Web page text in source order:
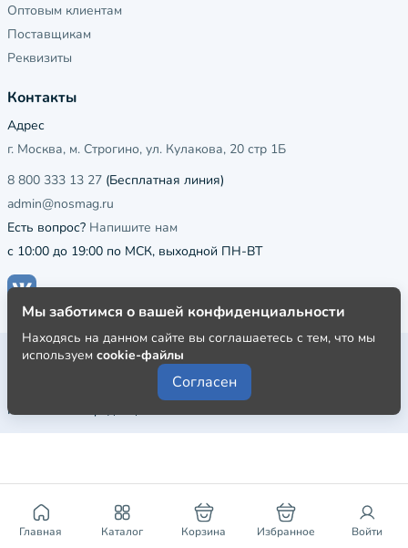
Главная Каталог Корзина Избранное Войти
Оптовым клиентам
Поставщикам
Реквизиты
Контакты
Адрес
г. Москва, м. Строгино, ул. Кулакова, 20 стр 1Б
8 800 333 13 27 (Бесплатная линия)
admin@nosmag.ru
Есть вопрос? Напишите нам
с 10:00 до 19:00 по МСК, выходной ПН-ВТ
Публичная оферта
Пользовательское соглашение
Политика конфиденциальности
Мы заботимся о вашей конфиденциальности
Находясь на данном сайте вы соглашаетесь с тем, что мы
используем cookie-файлы
Согласен